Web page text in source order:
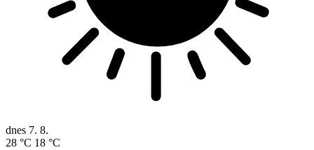
dnes 7. 8.
28 °C 18 °C